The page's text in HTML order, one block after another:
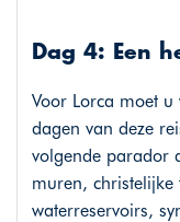
Dag 4: Een
Voor Lorca moet
dagen van deze
volgende parador
muren, christelijke
waterreservoirs,